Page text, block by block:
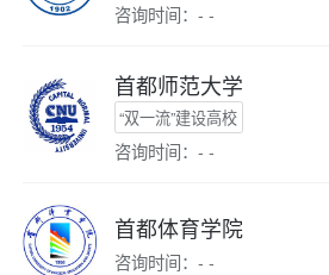
咨询时间：- -
首都师范大学
“双一流”建设高校
咨询时间：- -
首都体育学院
咨询时间：- -